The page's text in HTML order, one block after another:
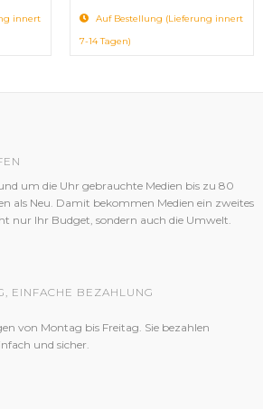
innert
Auf Bestellung (Lieferung innert
7-14 Tagen)
um die Uhr gebrauchte Medien bis zu 80
als Neu. Damit bekommen Medien ein zweites
nur Ihr Budget, sondern auch die Umwelt.
EINFACHE BEZAHLUNG
von Montag bis Freitag. Sie bezahlen
und sicher.